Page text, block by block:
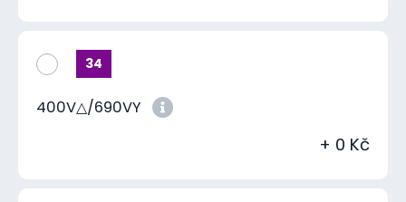
34
400V△/690VY
+ 0 Kč